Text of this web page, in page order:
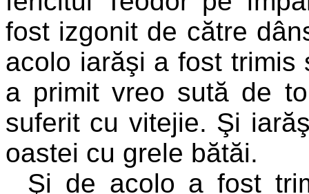
fost izgonit de către
acolo iarăşi a fost trimis
a primit vreo sută de
suferit cu vitejie. Şi
oastei cu grele bătăi.
Şi de acolo a fost